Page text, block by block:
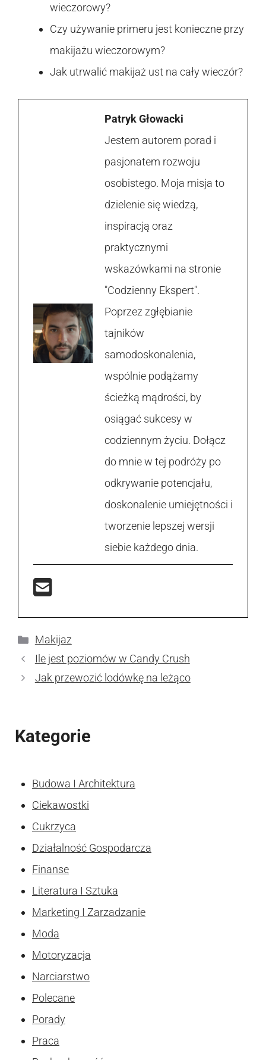
wieczorowy?
Czy używanie primeru jest konieczne przy
makijażu wieczorowym?
Jak utrwalić makijaż ust na cały wieczór?
Patryk Głowacki
Jestem autorem porad i
pasjonatem rozwoju
osobistego. Moja misja to
dzielenie się wiedzą,
inspiracją oraz
praktycznymi
wskazówkami na stronie
"Codzienny Ekspert".
Poprzez zgłębianie
tajników
samodoskonalenia,
wspólnie podążamy
ścieżką mądrości, by
osiągać sukcesy w
codziennym życiu. Dołącz
do mnie w tej podróży po
odkrywanie potencjału,
doskonalenie umiejętności i
tworzenie lepszej wersji
siebie każdego dnia.
Kategorie
Makijaz
Ile jest poziomów w Candy Crush
Jak przewozić lodówkę na leżąco
Kategorie
Budowa I Architektura
Ciekawostki
Cukrzyca
Działalność Gospodarcza
Finanse
Literatura I Sztuka
Marketing I Zarzadzanie
Moda
Motoryzacja
Narciarstwo
Polecane
Porady
Praca